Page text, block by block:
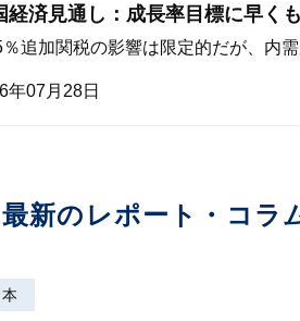
経済見通し：成長率目標に早く
％追加関税の影響は限定的だが、内
年07月28日
最新のレポート・コラ